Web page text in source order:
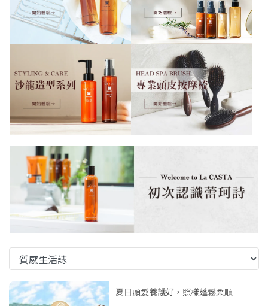
夏日頭髮養護好，照樣蓬鬆柔順